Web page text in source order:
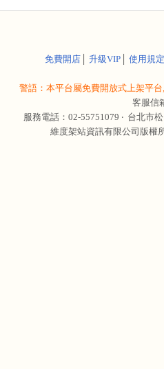
免費開店│ 升級VIP│ 使用規定
警語：本平台屬免費開放式上架平
客服信
服務電話：02-55751079 ‧ 台北市
維度架站資訊有限公司版權